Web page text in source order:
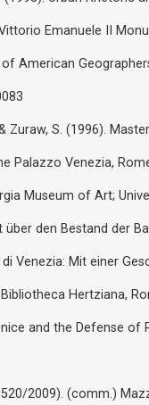
Emanuele II
American
Zuraw, S. (1996).
Palazzo Venezia,
Museum of Art;
über den Bestand der
Venezia: Mit einer
Hertziana,
and the Defense of
2009). (comm.)